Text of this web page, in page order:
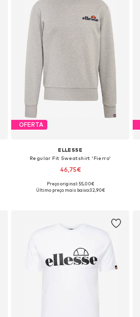
OFERTA
ELLESSE
Regular Fit Sweatshirt 'Fierro'
46,75€
Tamanhos disponíveis: XS, S, M, L, XL
Preço original: 55,00€
Último preço mais baixo:32,90€